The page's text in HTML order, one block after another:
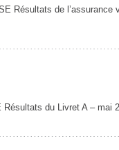
Résultats de
du Livret A – mai